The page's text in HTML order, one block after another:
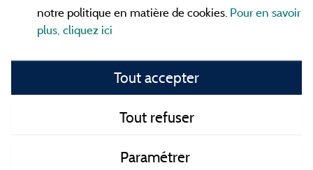
d'Orgnac, Le mont Gerbier de Jonc ou le mont Mézenc...
informez vous directement ici en ligne avant de contacter le
Faites vous votre propre idée du camping, au pied d'un lac,
avec clubenfants, avec vos animaux de compagnie, sous la
ou dans un mobil home ou même de
Tous les campings en Ardèche et au meilleur prix !
notre politique en matière de cookies. Pour en savoir
plus, cliquez ici
Tout accepter
Tout refuser
Paramétrer